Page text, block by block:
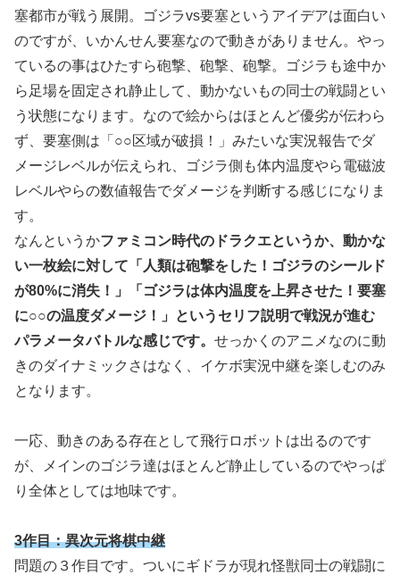
塞都市が戦う展開。ゴジラvs要塞というアイデアは面白い
のですが、いかんせん要塞なので動きがありません。やっ
ているの事はひたすら砲撃、砲撃、砲撃。ゴジラも途中か
ら足場を固定され静止して、動かないもの同士の戦闘とい
う状態になります。なので絵からはほとんど優劣が伝わら
ず、要塞側は「○○区域が破損！」みたいな実況報告でダ
メージレベルが伝えられ、ゴジラ側も体内温度やら電磁波
レベルやらの数値報告でダメージを判断する感じになりま
す。
なんというかファミコン時代のドラクエというか、動かな
い一枚絵に対して「人類は砲撃をした！ゴジラのシールド
が80%に消失！」「ゴジラは体内温度を上昇させた！要塞
に○○の温度ダメージ！」というセリフ説明で戦況が進む
パラメータバトルな感じです。 せっかくのアニメなのに動
きのダイナミックさはなく、イケボ実況中継を楽しむのみ
となります。
一応、動きのある存在として飛行ロボットは出るのです
が、メインのゴジラ達はほとんど静止しているのでやっぱ
り全体としては地味です。
3作目：異次元将棋中継
問題の３作目です。ついにギドラが現れ怪獣同士の戦闘に